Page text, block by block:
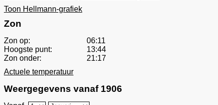
Toon Hellmann-grafiek
Zon
Zon op:
06:11
Hoogste punt:
13:44
Zon onder:
21:17
Actuele temperatuur
Weergegevens vanaf 1906